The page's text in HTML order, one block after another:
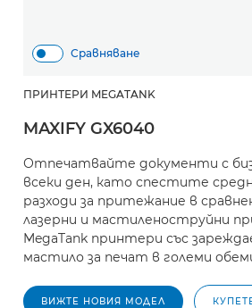
Сравняване
ПРИНТЕРИ MEGATANK
MAXIFY GX6040
Отпечатвайте документи с
всеки ден, като спестите
разходи за притежание в
лазерни и мастиленоструйни
MegaTank принтери със
мастило за печат в големи
ВИЖТЕ НОВИЯ МОДЕЛ